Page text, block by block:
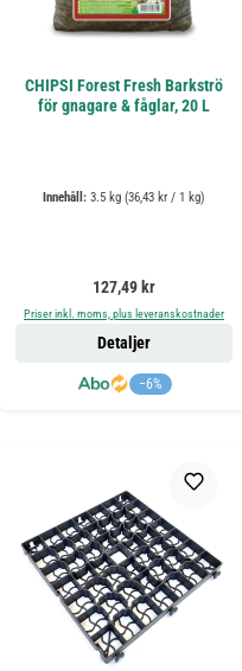
CHIPSI Forest Fresh Barkströ
för gnagare & fåglar, 20 L
Innehåll: 3.5 kg (36,43 kr / 1 kg)
Ordinarie pris:
127,49 kr
Priser inkl. moms, plus leveranskostnader
−6%
Detaljer